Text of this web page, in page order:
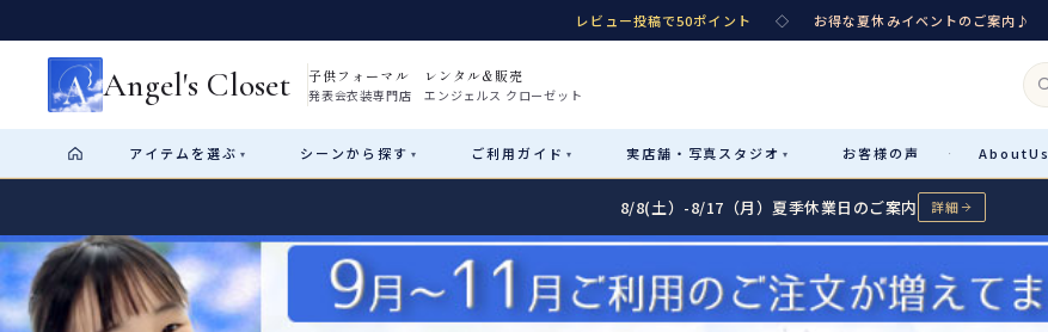
レビュー投稿で50ポイント ◇ お得な夏休みイベントのご案内♪
Angel's Closet 子供フォーマル レンタル&販売
発表会衣装専門店 エンジェルス クローゼット
アイテム を選ぶ ▾ シーンから探す ▾ ご利用ガイド ▾ 実店舗・ 写真スタジオ ▾ お客様の声 · AboutUs
カテゴリ詳細→ サイズで選ぶ→
性別・サイズで絞り込む→
Start はじめに Rentalレンタル
8/8(土）-8/17（月）夏季休業日のご案内 詳細